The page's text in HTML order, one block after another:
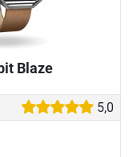
Blaze
5,0